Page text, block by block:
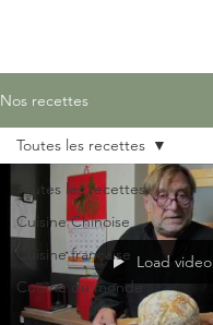
Nos recettes
Toutes les recettes
Cuisine Chinoise
Cuisine française
Cuisine du monde
Toutes les recettes
Load video